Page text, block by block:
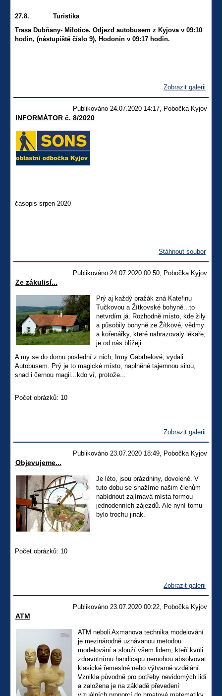
27.8. Turistika
Trasa Dubňany- Milotice. Odjezd autobusem z Kyjova v 09:10
hodin, (nástupiště číslo 9), Hodonín v 09:17 hodin.
Zobrazit galerii
Publikováno 24.07.2020 14:17, Pobočka Kyjov
INFORMÁTOR č. 8/2020
časopis srpen 2020
Stáhnout soubor
Publikováno 24.07.2020 00:50, Pobočka Kyjov
Ze zákulisí...
Prý aj každý pražák zná Kateřinu
Tučkovou a Žítkovské bohyně...to
netvrdím já. Rozhodně místo, kde žily
a působily bohyně ze Žítkové, vědmy
a kořenářky, které nahrazovaly lékaře,
je od nás blížeji.
A my se do domu poslední z nich, Irmy Gabrhelové, vydali.
Autobusem. Prý je to magické místo, naplněné tajemnou silou,
snad i černou magii...kdo ví, protože...
Počet obrázků: 10
Zobrazit galerii
Publikováno 23.07.2020 18:49, Pobočka Kyjov
Objevujeme...
Je léto, jsou prázdniny, dovolené. V
tuto dobu se snažíme našim členům
nabídnout zajímavá místa formou
jednodenních zájezdů. Ale nyní tomu
bylo trochu jinak.
Počet obrázků: 10
Zobrazit galerii
Publikováno 23.07.2020 00:22, Pobočka Kyjov
ATM
ATM neboli Axmanova technika modelování
je mezinárodně uznávanou metodou
modelování a slouží všem lidem, kteří kvůli
zdravotnímu handicapu nemohou absolvovat
klasické řemeslné nebo výtvarné vzdělání.
Vznikla původně pro potřeby nevidomých lidí
a založena je na základě převedení